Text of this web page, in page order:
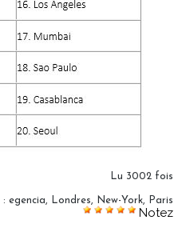
Lu 3002 fois
: egencia, Londres, New-York, Paris
Notez